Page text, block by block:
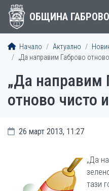
ОБЩИНА ГАБРОВО
Начало Актуално
„Да направим Габрово
„Да направим
отново чисто
26 март 2013, 11:27
„Да
тази